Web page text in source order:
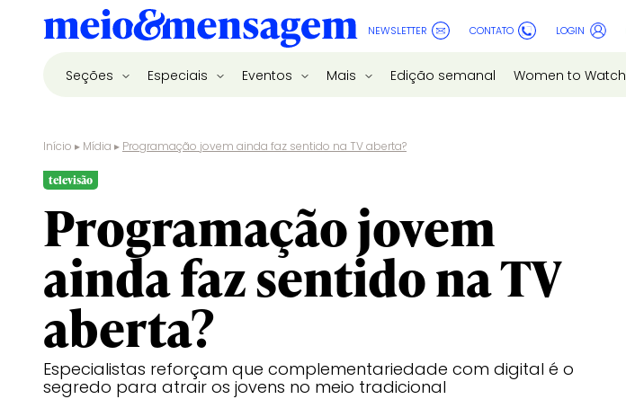
NEWSLETTER CONTATO LOGIN
Seções Especiais Eventos Mais Edição semanal Women to Watch
Início ▸ Mídia ▸ Programação jovem ainda faz sentido na TV aberta?
televisão
Programação jovem
ainda faz sentido na TV
aberta?
Especialistas reforçam que complementariedade com digital é o
segredo para atrair os jovens no meio tradicional